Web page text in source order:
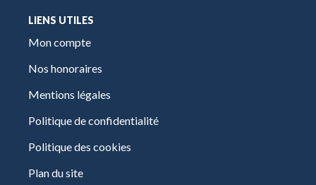
LIENS UTILES
Mon compte
Nos honoraires
Mentions légales
Politique de confidentialité
Politique des cookies
Plan du site